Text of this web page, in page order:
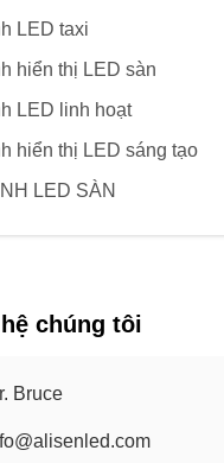
LED taxi
hiển thị LED sàn
LED linh hoạt
hiển thị LED sáng tạo
LED SÀN
chúng tôi
Bruce